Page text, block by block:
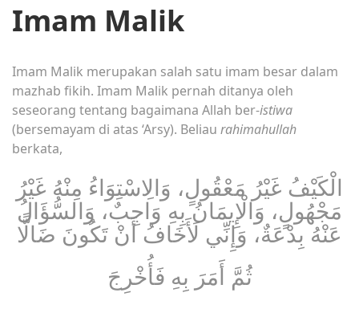
Imam Malik
Imam Malik merupakan salah satu imam besar dalam
mazhab fikih. Imam Malik pernah ditanya oleh
seseorang tentang bagaimana Allah ber-istiwa
(bersemayam di atas ‘Arsy). Beliau rahimahullah
berkata,
الْكَيْفُ غَيْرُ مَعْقُولٍ، وَالِاسْتِوَاءُ مِنْهُ غَيْرُ
مَجْهُولٍ، وَالْإِيمَانُ بِهِ وَاجِبٌ، وَالسُّؤَالُ
عَنْهُ بِدْعَةٌ، وَإِنِّي لَأَخَافُ أَنْ تَكُونَ ضَالًّا
ثُمَّ أَمَرَ بِهِ فَأُخْرِجَ